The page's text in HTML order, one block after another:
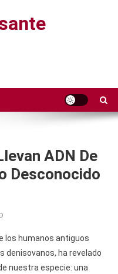
ADN De
Desconocido
los humanos antiguos
denisovanos, ha revelado
nuestra especie: una